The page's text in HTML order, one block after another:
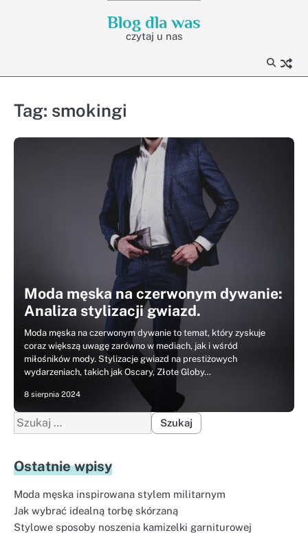
Blog dla was
czytaj u nas
Tag: smokingi
Moda męska na czerwonym dywanie:
Analiza stylizacji gwiazd.
Moda męska na czerwonym dywanie to temat, który zyskuje
coraz większą uwagę zarówno w mediach, jak i wśród
miłośników mody. Stylizacje gwiazd na prestiżowych
wydarzeniach, takich jak Oscary, Złote Globy…
8 sierpnia 2024
Szukaj:
Ostatnie wpisy
Moda męska inspirowana stylem militarnym
Jak wybrać idealną torbę skórzaną
Stylowe sposoby noszenia kamizelki garniturowej